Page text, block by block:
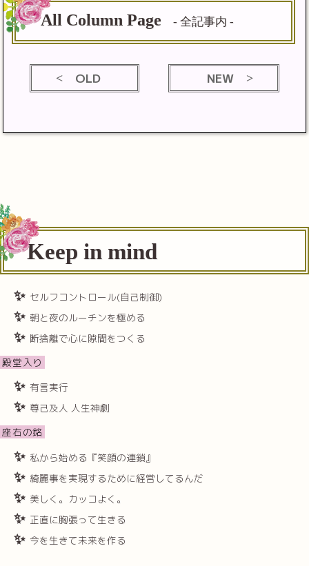
All Column Page - 全記事内 -
OLD NEW
Keep in mind
セルフコントロール(自己制御)
朝と夜のルーチンを極める
断捨離で心に隙間をつくる
殿堂入り
有言実行
尊己及人 人生神劇
座右の銘
私から始める『笑顔の連鎖』
綺麗事を実現するために経営してるんだ
美しく。カッコよく。
正直に胸張って生きる
今を生きて未来を作る